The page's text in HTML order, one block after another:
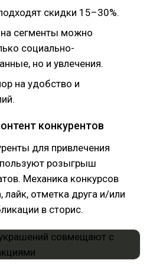
скидки 15–30%.
сегменты можно
социально-
но и увлечения.
на удобство и
конкурентов
для привлечения
розыгрыш
Механика конкурсов
лайк, отметка друга и/или
в сторис.